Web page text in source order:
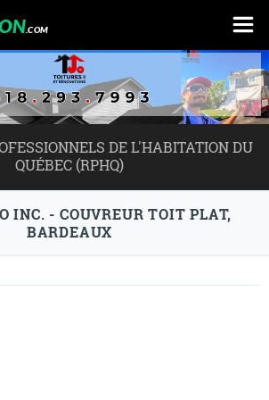
.COM
DE L'HABITATION DU
QUÉBEC (RPHQ)
INC. - COUVREUR TOIT PLAT,
BARDEAUX